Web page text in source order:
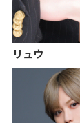
リュウ